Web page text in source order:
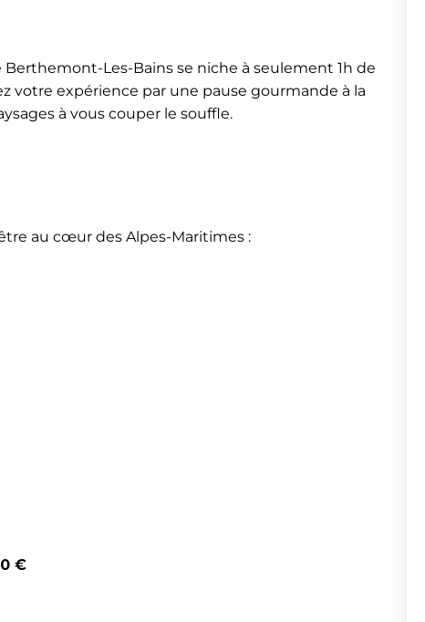
Les-Bains se niche à seulement 1h de
votre expérience par une pause gourmande à la
à vous couper le souffle.
au cœur des Alpes-Maritimes :
€